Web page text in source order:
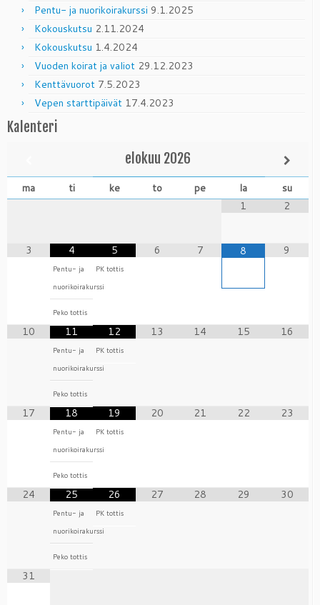
Pentu- ja nuorikoirakurssi 9.1.2025
Kokouskutsu 2.11.2024
Kokouskutsu 1.4.2024
Vuoden koirat ja valiot 29.12.2023
Kenttävuorot 7.5.2023
Vepen starttipäivät 17.4.2023
Kalenteri
elokuu 2026
ma ti ke to pe la
su
1
2
3 4
Pentu- ja
nuorikoirakurssi
Peko tottis
5
PK tottis
6 7 8 9
10 11
Pentu- ja
nuorikoirakurssi
Peko tottis
12
PK tottis
13 14 15 16
17 18
Pentu- ja
nuorikoirakurssi
Peko tottis
19
PK tottis
20 21 22 23
24 25
Pentu- ja
nuorikoirakurssi
Peko tottis
26
PK tottis
27 28 29 30
31